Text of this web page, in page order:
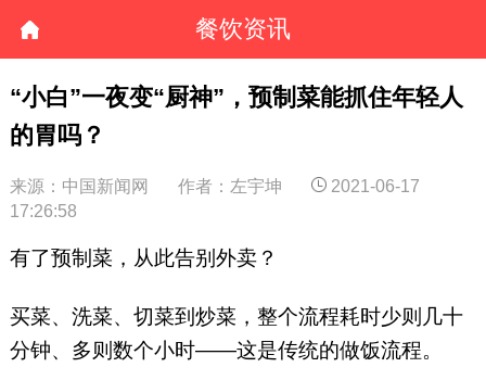
餐饮资讯
“小白”一夜变“厨神”，预制菜能抓住年轻人
的胃吗？
来源：中国新闻网 作者：左宇坤
2021-06-17
17:26:58
有了预制菜，从此告别外卖？
买菜、洗菜、切菜到炒菜，整个流程耗时少则几十
分钟、多则数个小时——这是传统的做饭流程。